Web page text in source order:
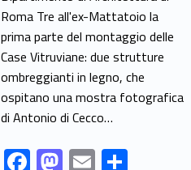
b
o
o
k
d
o
n
l e
Roma Tre all'ex-Mattatoio la
prima parte del montaggio delle
Case Vitruviane: due strutture
ombreggianti in legno, che
ospitano una mostra fotografica
di Antonio di Cecco…
F M E